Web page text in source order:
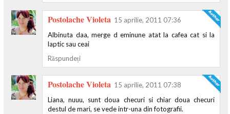
Postolache Violeta 15 aprilie, 2011 07:36
Albinuta daa, merge d eminune atat la cafea cat si la
laptic sau ceai
Răspundeți
Postolache Violeta 15 aprilie, 2011 07:38
Liana, nuuu, sunt doua checuri si chiar doua checuri
destul de mari, se vede intr-una din fotografii.